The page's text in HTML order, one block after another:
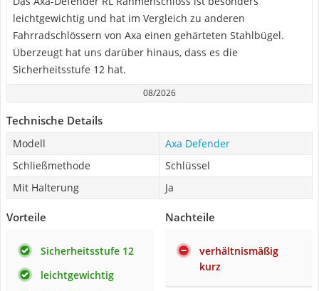
leichtgewichtig und hat im Vergleich zu anderen
Fahrradschlössern von Axa einen gehärteten Stahlbügel.
Überzeugt hat uns darüber hinaus, dass es die
Sicherheitsstufe 12 hat.
08/2026
Technische Details
Modell
Axa Defender
Schließmethode
Schlüssel
Mit Halterung
Ja
Vorteile
Sicherheitsstufe 12
leichtgewichtig
Nachteile
verhältnismäßig
kurz